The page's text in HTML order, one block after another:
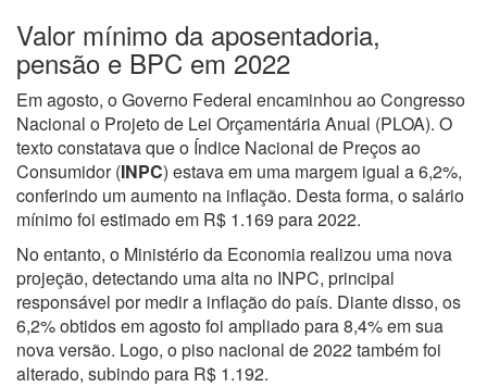
Valor mínimo da aposentadoria,
pensão e BPC em 2022
Em agosto, o Governo Federal encaminhou ao Congresso
Nacional o Projeto de Lei Orçamentária Anual (PLOA). O
texto constatava que o Índice Nacional de Preços ao
Consumidor (INPC) estava em uma margem igual a 6,2%,
conferindo um aumento na inflação. Desta forma, o salário
mínimo foi estimado em R$ 1.169 para 2022.
No entanto, o Ministério da Economia realizou uma nova
projeção, detectando uma alta no INPC, principal
responsável por medir a inflação do país. Diante disso, os
6,2% obtidos em agosto foi ampliado para 8,4% em sua
nova versão. Logo, o piso nacional de 2022 também foi
alterado, subindo para R$ 1.192.